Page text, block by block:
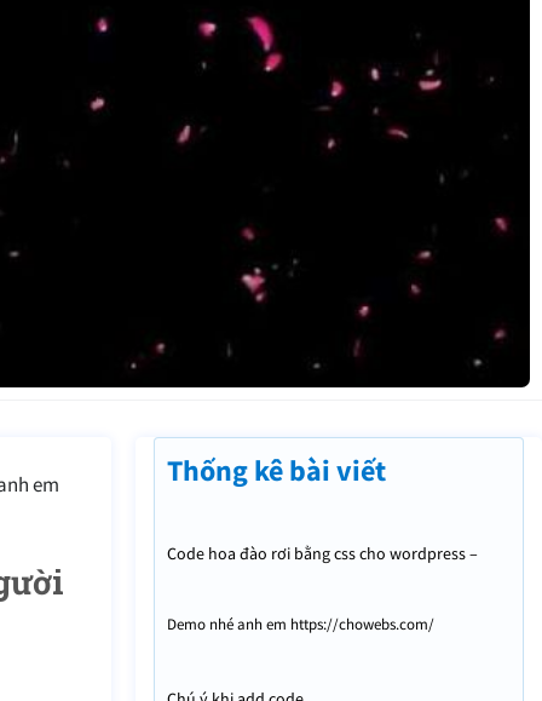
em Thống kê bài viết
Code hoa đào rơi bằng css cho wordpress –
Demo nhé anh em https://chowebs.com/